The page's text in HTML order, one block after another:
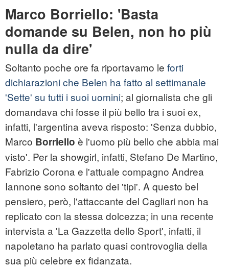
Marco Borriello: 'Basta
domande su Belen, non ho più
nulla da dire'
Soltanto poche ore fa riportavamo le forti
dichiarazioni che Belen ha fatto al settimanale
'Sette' su tutti i suoi uomini; al giornalista che gli
domandava chi fosse il più bello tra i suoi ex,
infatti, l'argentina aveva risposto: 'Senza dubbio,
Marco Borriello è l'uomo più bello che abbia mai
visto'. Per la showgirl, infatti, Stefano De Martino,
Fabrizio Corona e l'attuale compagno Andrea
Iannone sono soltanto dei 'tipi'. A questo bel
pensiero, però, l'attaccante del Cagliari non ha
replicato con la stessa dolcezza; in una recente
intervista a 'La Gazzetta dello Sport', infatti, il
napoletano ha parlato quasi controvoglia della
sua più celebre ex fidanzata.